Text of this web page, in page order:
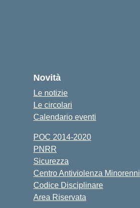
Novità
Le notizie
Le circolari
Calendario eventi
POC 2014-2020
PNRR
Sicurezza
Centro Antiviolenza Minorenni
Codice Disciplinare
Area Riservata